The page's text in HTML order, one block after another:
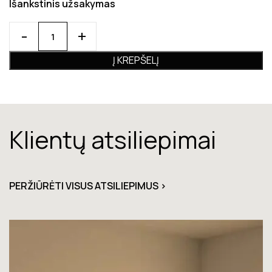
Išankstinis užsakymas
Į KREPŠELĮ
Klientų atsiliepimai
PERŽIŪRĖTI VISUS ATSILIEPIMUS >